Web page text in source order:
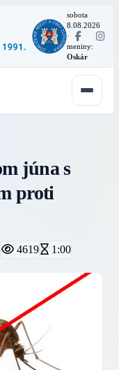
sobota
8.08.2026
·
meniny:
Oskár
júna s
proti
4619 1:00